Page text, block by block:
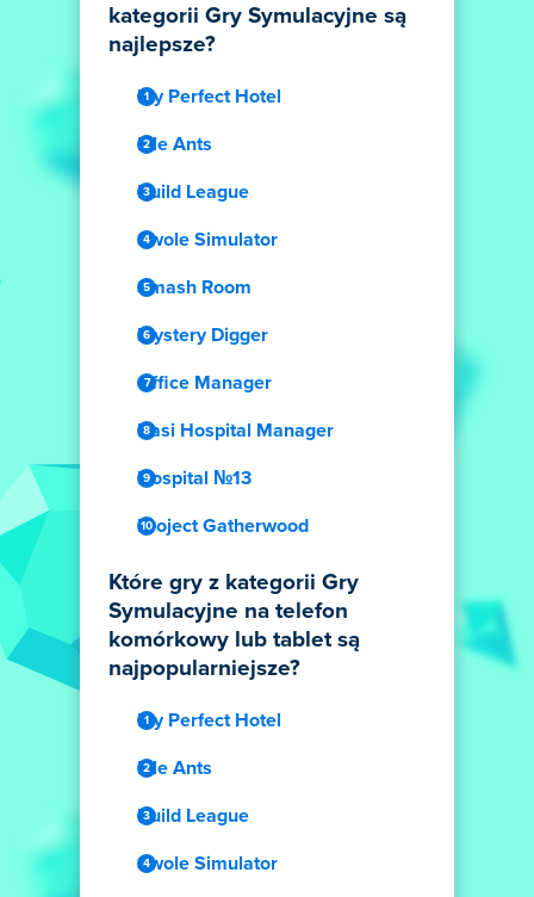
kategorii Gry Symulacyjne są
najlepsze?
My Perfect Hotel
Idle Ants
Build League
Swole Simulator
Smash Room
Mystery Digger
Office Manager
Dasi Hospital Manager
Hospital №13
Project Gatherwood
Które gry z kategorii Gry
Symulacyjne na telefon
komórkowy lub tablet są
najpopularniejsze?
My Perfect Hotel
Idle Ants
Build League
Swole Simulator